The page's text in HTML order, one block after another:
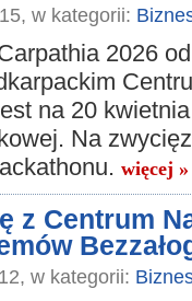
w kategorii:
2026
na 20
Na
więcej »
z Centrum
w kategorii: